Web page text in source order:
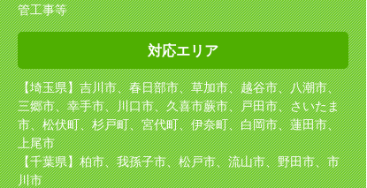
管工事等
対応エリア
【埼玉県】吉川市、春日部市、草加市、越谷市、八潮市、
三郷市、幸手市、川口市、久喜市蕨市、戸田市、さいたま
市、松伏町、杉戸町、宮代町、伊奈町、白岡市、蓮田市、
上尾市
【千葉県】柏市、我孫子市、松戸市、流山市、野田市、市
川市